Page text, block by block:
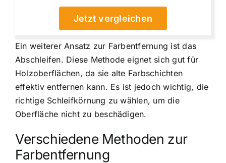
Jetzt vergleichen
Ein weiterer Ansatz zur Farbentfernung ist das
Abschleifen. Diese Methode eignet sich gut für
Holzoberflächen, da sie alte Farbschichten
effektiv entfernen kann. Es ist jedoch wichtig, die
richtige Schleifkörnung zu wählen, um die
Oberfläche nicht zu beschädigen.
Verschiedene Methoden zur
Farbentfernung